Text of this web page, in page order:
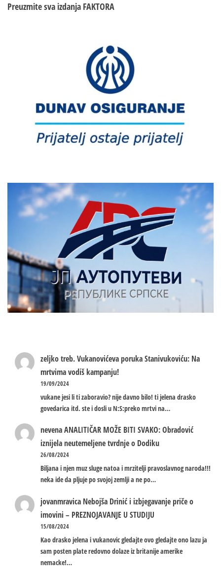
Preuzmite sva izdanja FAKTORA
zeljko treb.Vukanovićeva poruka Stanivukoviću: Na
mrtvima vodiš kampanju!
19/09/2024
vukane jesi li ti zaboravio? nije davno bilo! ti jelena drasko
govedarica itd. ste i dosli u N:S:preko mrtvi na…
nevenaANALITIČAR MOŽE BITI SVAKO: Obradović
iznijela neutemeljene tvrdnje o Dodiku
26/08/2024
Biljana i njen muz sluge natoa i mrzitelji pravoslavnog naroda!!!
neka ide da pljuje po svojoj zemlji a ne po…
jovanmravica Nebojša Drinić i izbjegavanje priče o
imovini – PREZNOJAVANJE U STUDIJU
15/08/2024
Kao drasko jelena i vukanovic gledajte ovo gledajte ono lazu ja
sam posten plate redovno dolaze iz britanije amerike
nemacke!…